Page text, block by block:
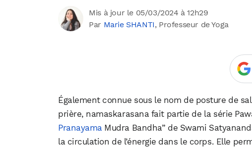
Mis à jour le 05/03/2024 à 12h29
Par Marie SHANTI, Professeur de Yoga
Également connue sous le nom de posture de
prière, namaskarasana fait partie de la série
PranayamaMudra Bandha” de Swami
la circulation de l’énergie dans le corps. Elle